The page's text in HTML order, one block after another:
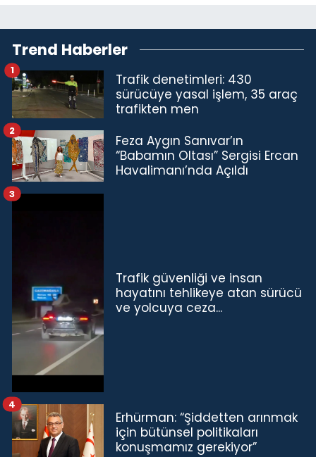
Trend Haberler
Trafik denetimleri: 430
sürücüye yasal işlem, 35 araç
trafikten men
1
Feza Aygın Sanıvar’ın
“Babamın Oltası” Sergisi Ercan
Havalimanı’nda Açıldı
2
Trafik güvenliği ve insan
hayatını tehlikeye atan sürücü
ve yolcuya ceza...
3
Erhürman: “Şiddetten arınmak
için bütünsel politikaları
konuşmamız gerekiyor”
4